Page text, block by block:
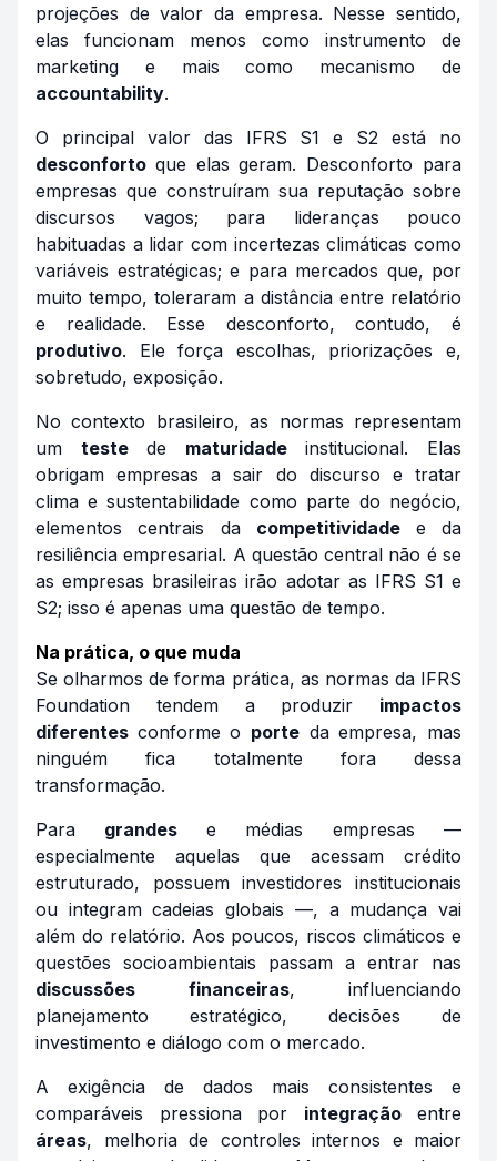
projeções de valor da empresa. Nesse sentido,
elas funcionam menos como instrumento de
marketing e mais como mecanismo de
accountability.
O principal valor das IFRS S1 e S2 está no
desconforto que elas geram. Desconforto para
empresas que construíram sua reputação sobre
discursos vagos; para lideranças pouco
habituadas a lidar com incertezas climáticas como
variáveis estratégicas; e para mercados que, por
muito tempo, toleraram a distância entre relatório
e realidade. Esse desconforto, contudo, é
produtivo. Ele força escolhas, priorizações e,
sobretudo, exposição.
No contexto brasileiro, as normas representam
um testede maturidadeinstitucional. Elas
obrigam empresas a sair do discurso e tratar
clima e sustentabilidade como parte do negócio,
elementos centrais da competitividade e da
resiliência empresarial. A questão central não é se
as empresas brasileiras irão adotar as IFRS S1 e
S2; isso é apenas uma questão de tempo.
Na prática, o que muda
Se olharmos de forma prática, as normas da IFRS
Foundation tendem a produzir impactos
diferentes conforme o porte da empresa, mas
ninguém fica totalmente fora dessa
transformação.
Para grandes e médias empresas —
especialmente aquelas que acessam crédito
estruturado, possuem investidores institucionais
ou integram cadeias globais —, a mudança vai
além do relatório. Aos poucos, riscos climáticos e
questões socioambientais passam a entrar nas
discussões
financeiras, influenciando
planejamento estratégico, decisões de
investimento e diálogo com o mercado.
A exigência de dados mais consistentes e
comparáveis pressiona por integraçãoentre
áreas, melhoria de controles internos e maior